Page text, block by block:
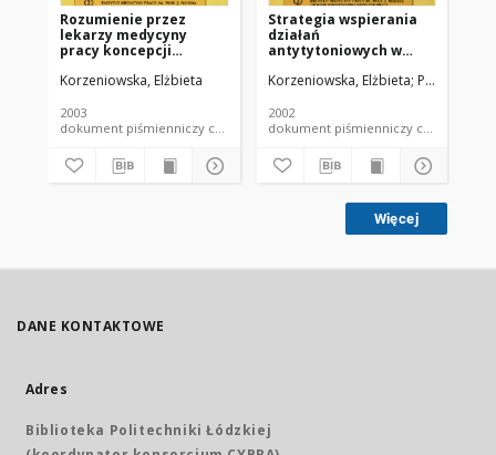
Rozumienie przez
lekarzy medycyny
pracy koncepcji
zatrudnionych i własnej
typu
Korzeniowska, Elżbieta
2003
dokument piśmienniczy czasopismo - artykuł
Strategia wspierania
działań
antytytoniowych w
"Miejsce pracy wolne
Korzeniowska, Elżbieta Puchalski,
2002
dokument piśmienniczy
Więcej
DANE KONTAKTOWE
Adres
Biblioteka Politechniki Łódzkiej